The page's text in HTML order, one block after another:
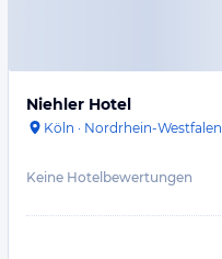
Niehler Hotel
Köln · Nordrhein-Westfalen
Keine Hotelbewertungen